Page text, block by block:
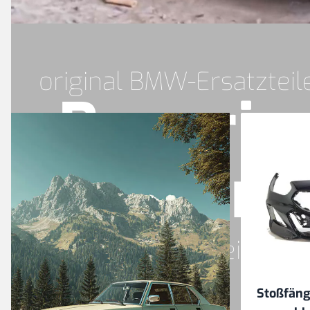
original BMW-
Bavaria
Gebrauchtteile –